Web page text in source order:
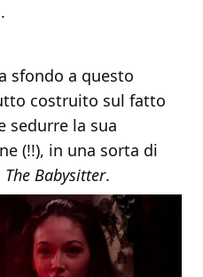
sfondo a questo
costruito sul fatto
sedurre la sua
(!!), in una sorta di
The Babysitter.